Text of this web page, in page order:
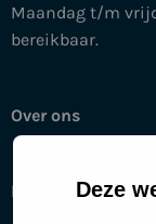
Deze
Maandag t/m
bereikbaar.
Over ons
Help mee